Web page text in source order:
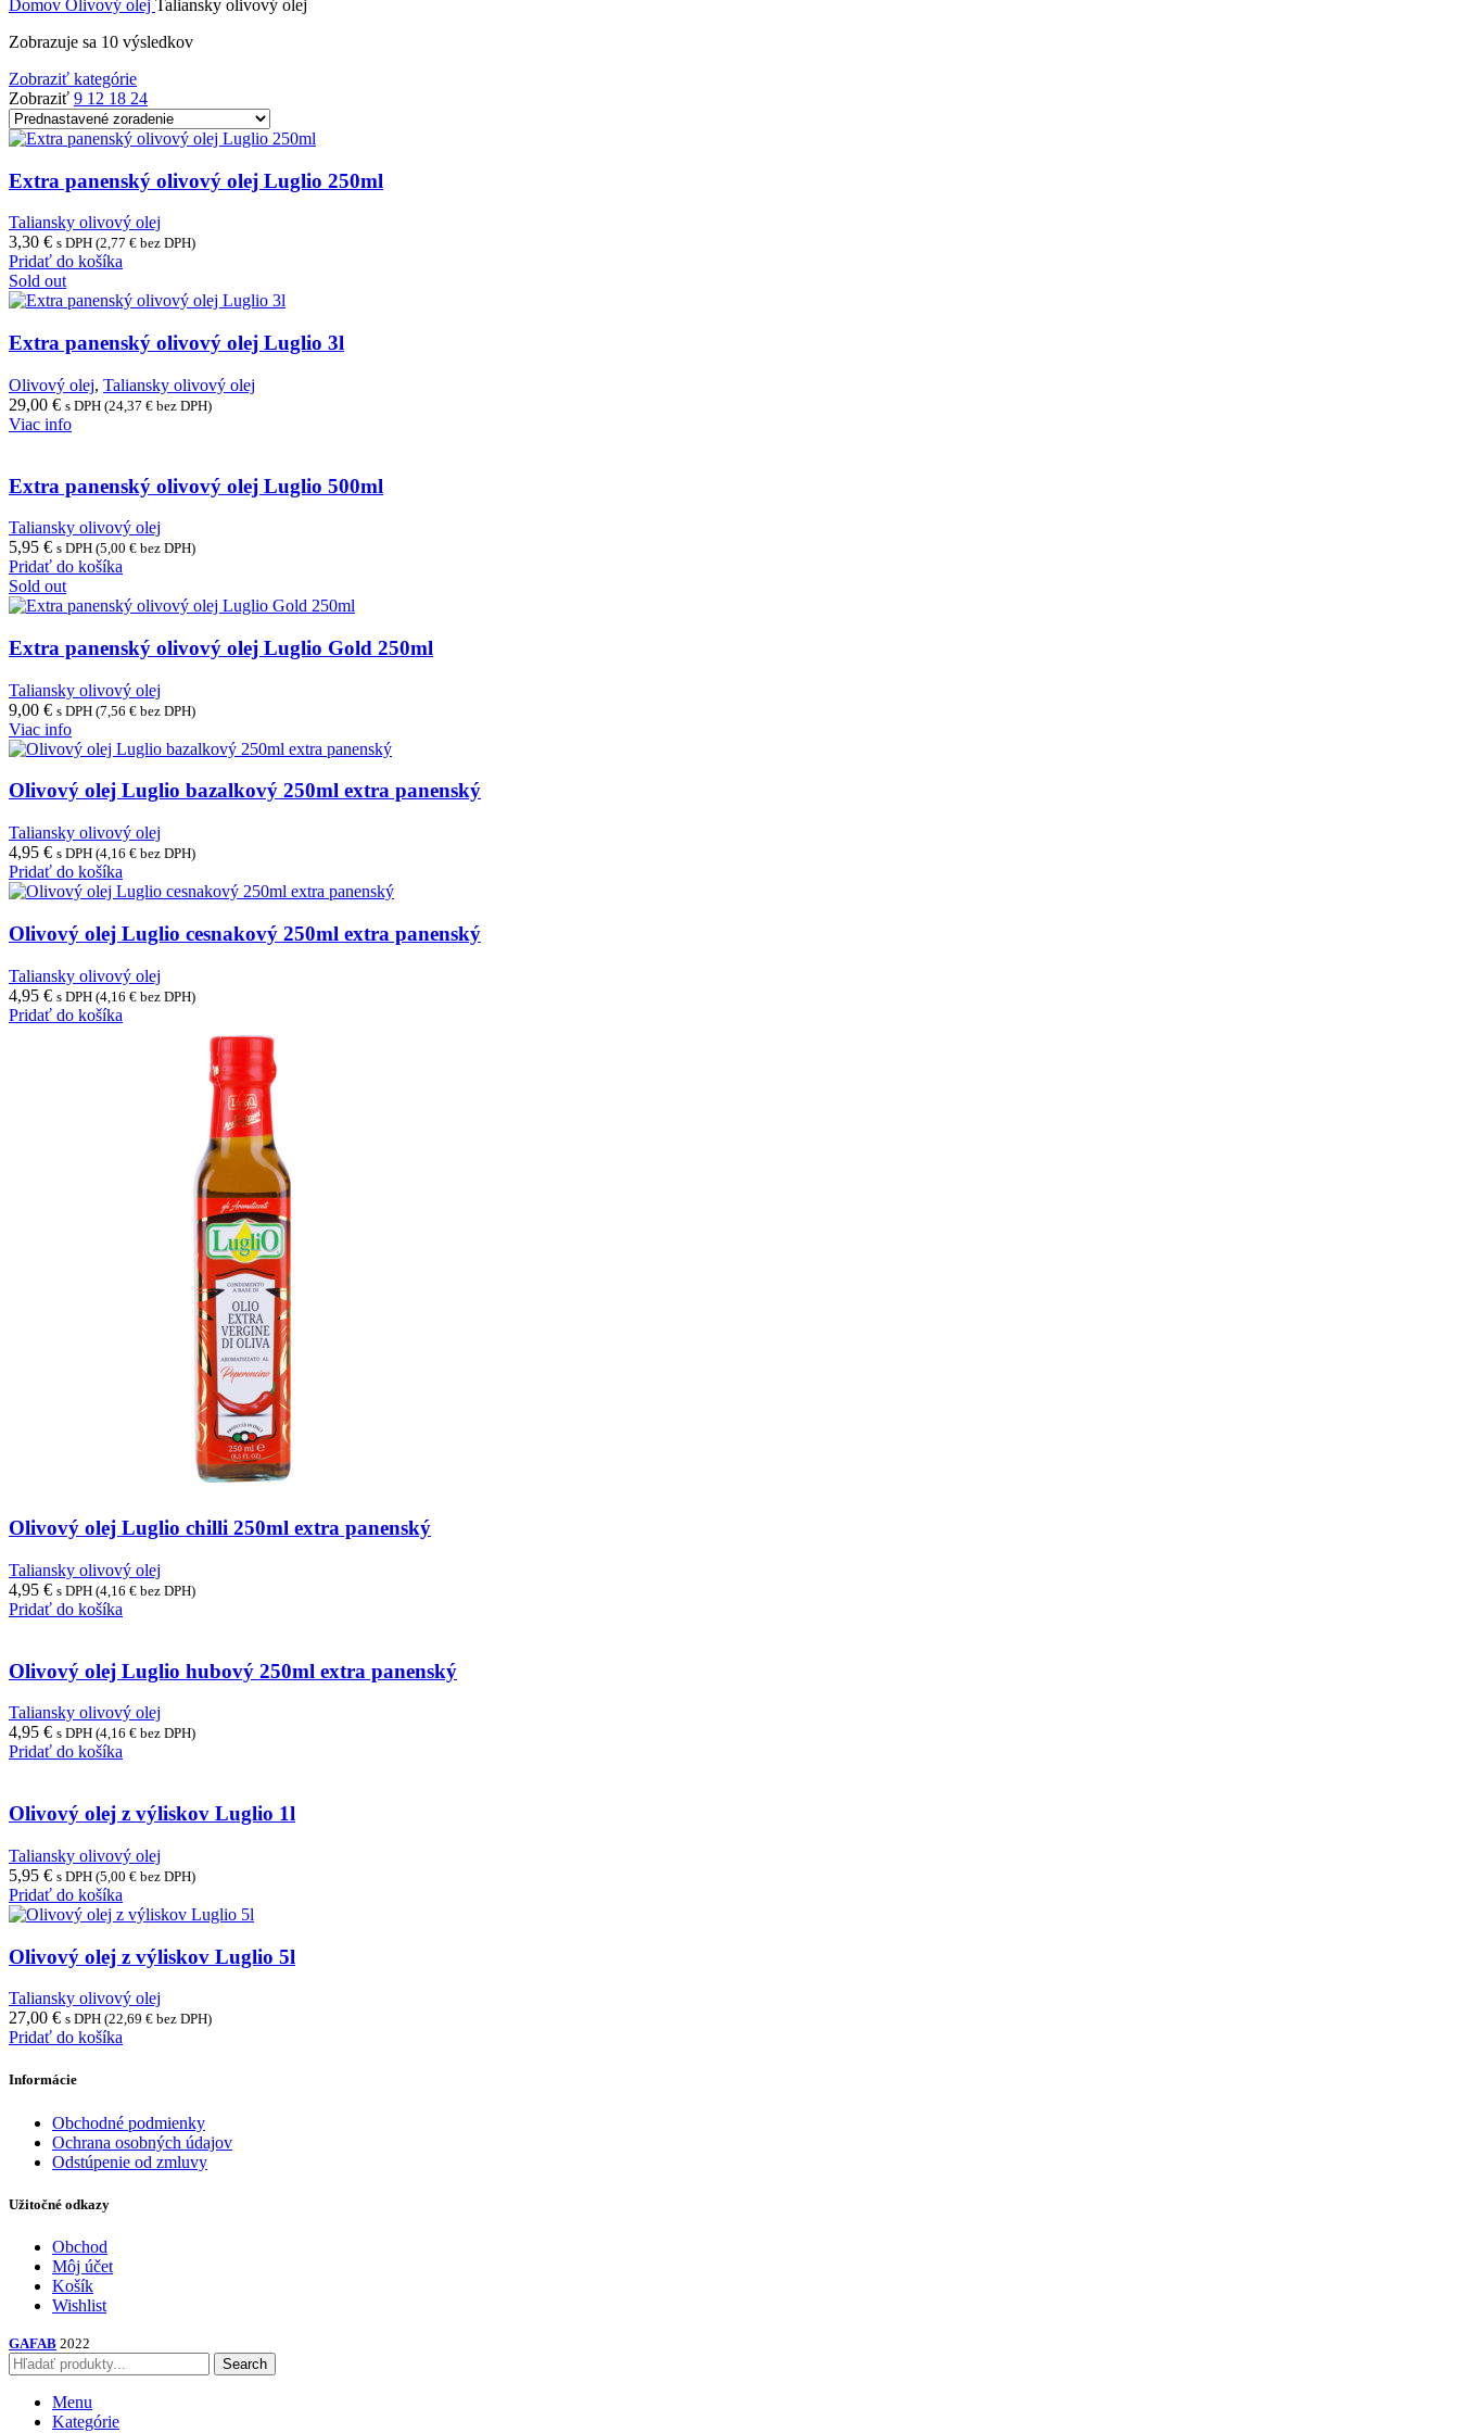
Domov Olivový olej Taliansky olivový olej
Zobrazuje sa 10 výsledkov
Zobraziť kategórie
Zobraziť 9 12 18 24
Extra panenský olivový olej Luglio 250ml
Taliansky olivový olej
3,30 € s DPH (2,77 € bez DPH)
Pridať do košíka
Sold out
Extra panenský olivový olej Luglio 3l
Olivový olej, Taliansky olivový olej
29,00 € s DPH (24,37 € bez DPH)
Viac info
Extra panenský olivový olej Luglio 500ml
Taliansky olivový olej
5,95 € s DPH (5,00 € bez DPH)
Pridať do košíka
Sold out
Extra panenský olivový olej Luglio Gold 250ml
Taliansky olivový olej
9,00 € s DPH (7,56 € bez DPH)
Viac info
Olivový olej Luglio bazalkový 250ml extra panenský
Taliansky olivový olej
4,95 € s DPH (4,16 € bez DPH)
Pridať do košíka
Olivový olej Luglio cesnakový 250ml extra panenský
Taliansky olivový olej
4,95 € s DPH (4,16 € bez DPH)
Pridať do košíka
Olivový olej Luglio chilli 250ml extra panenský
Taliansky olivový olej
4,95 € s DPH (4,16 € bez DPH)
Pridať do košíka
Olivový olej Luglio hubový 250ml extra panenský
Taliansky olivový olej
4,95 € s DPH (4,16 € bez DPH)
Pridať do košíka
Olivový olej z výliskov Luglio 1l
Taliansky olivový olej
5,95 € s DPH (5,00 € bez DPH)
Pridať do košíka
Olivový olej z výliskov Luglio 5l
Taliansky olivový olej
27,00 € s DPH (22,69 € bez DPH)
Pridať do košíka
Informácie
Obchodné podmienky
Ochrana osobných údajov
Odstúpenie od zmluvy
Užitočné odkazy
Obchod
Môj účet
Košík
Wishlist
GAFAB 2022
Search
Menu
Kategórie